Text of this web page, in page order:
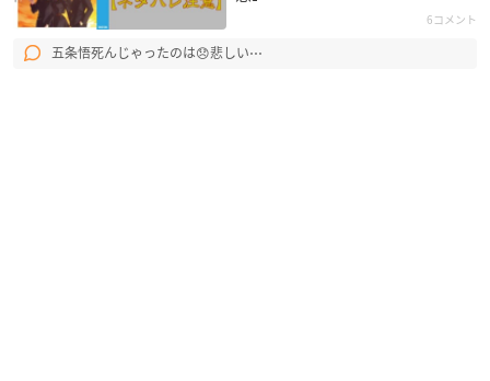
6コメント
五条悟死んじゃったのは😞悲しい⋯